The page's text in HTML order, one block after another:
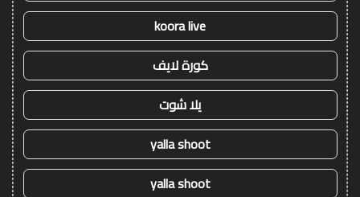
koora live
كورة لايف
يلا شوت
yalla shoot
yalla shoot